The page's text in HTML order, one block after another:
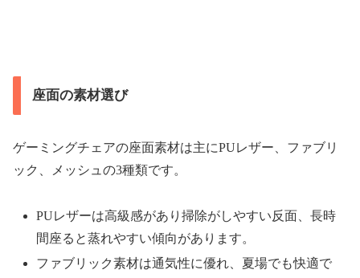
座面の素材選び
ゲーミングチェアの座面素材は主にPUレザー、ファブリ
ック、メッシュの3種類です。
PUレザーは高級感があり掃除がしやすい反面、長時
間座ると蒸れやすい傾向があります。
ファブリック素材は通気性に優れ、夏場でも快適で